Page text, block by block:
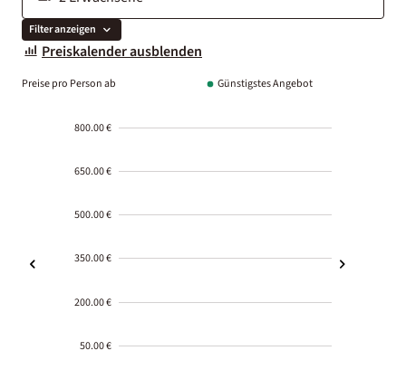
Filter anzeigen
Preiskalender ausblenden
Preise pro Person ab Günstigstes Angebot
800.00 €
650.00 €
500.00 €
350.00 €
200.00 €
50.00 €